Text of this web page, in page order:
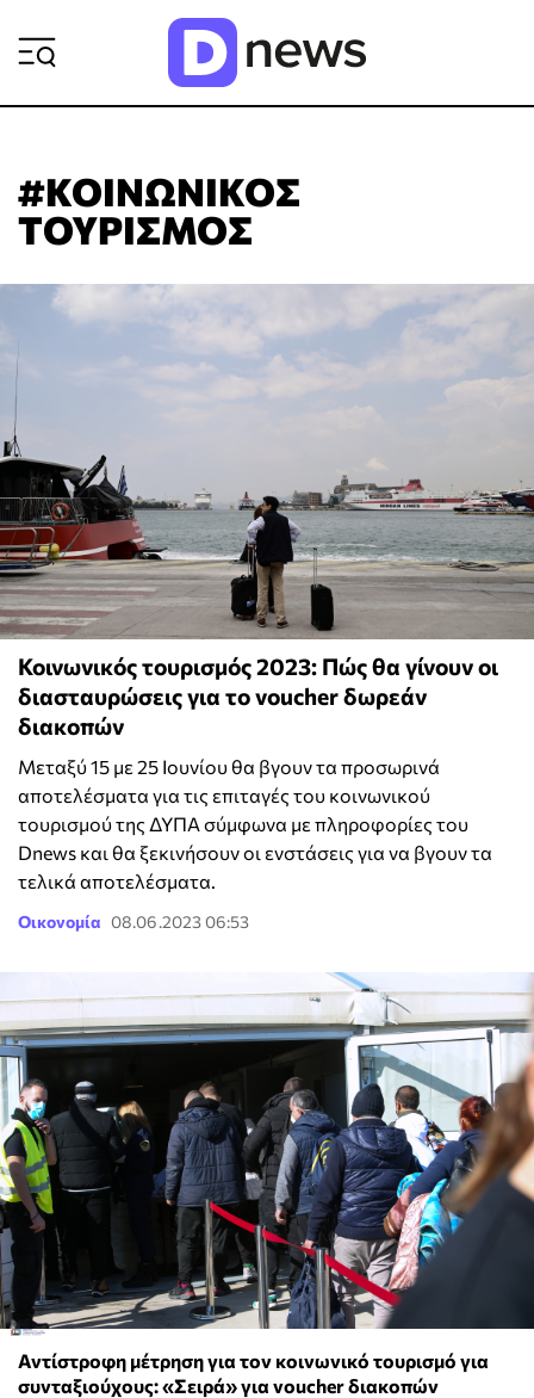
#ΚΟΙΝΩΝΙΚΟΣ
ΤΟΥΡΙΣΜΟΣ
Κοινωνικός τουρισμός 2023: Πώς θα γίνουν οι
διασταυρώσεις για το voucher δωρεάν
διακοπών
Μεταξύ 15 με 25 Ιουνίου θα βγουν τα προσωρινά
αποτελέσματα για τις επιταγές του κοινωνικού
τουρισμού της ΔΥΠΑ σύμφωνα με πληροφορίες του
Dnews και θα ξεκινήσουν οι ενστάσεις για να βγουν τα
τελικά αποτελέσματα.
Οικονομία 08.06.2023 06:53
Αντίστροφη μέτρηση για τον κοινωνικό τουρισμό για
συνταξιούχους: «Σειρά» για voucher διακοπών